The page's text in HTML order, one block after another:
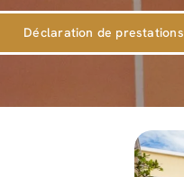
Déclaration de prestations